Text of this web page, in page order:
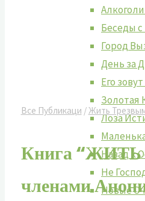
Беседы
Город
День за
Его
Золотая
Лоза
Назад к
Не
Новые
Все Публикаци /Жить
Книга “ЖИТЬ
членами